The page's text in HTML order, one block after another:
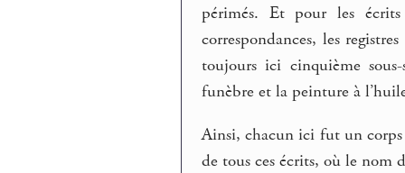
périmés. Et pour les
correspondances, les
toujours ici cinquième
funèbre et la peinture à
Ainsi, chacun ici fut un corps
de tous ces écrits, où le nom